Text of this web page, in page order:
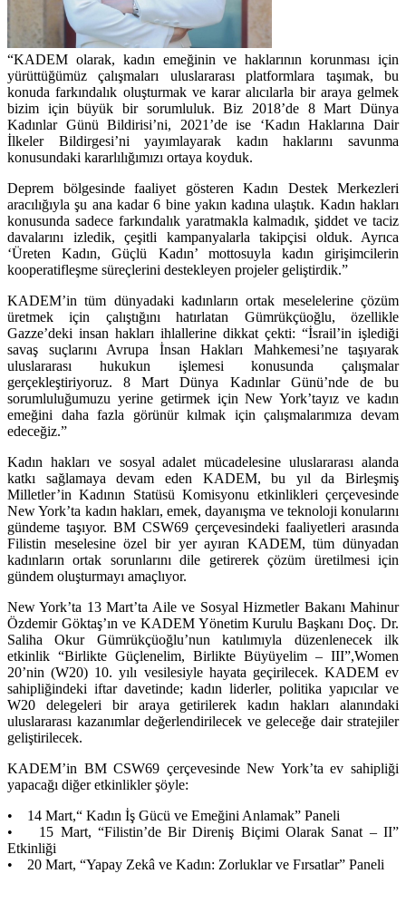
“KADEM olarak, kadın emeğinin ve haklarının korunması için
yürüttüğümüz çalışmaları uluslararası platformlara taşımak, bu
konuda farkındalık oluşturmak ve karar alıcılarla bir araya gelmek
bizim için büyük bir sorumluluk. Biz 2018’de 8 Mart Dünya
Kadınlar Günü Bildirisi’ni, 2021’de ise ‘Kadın Haklarına Dair
İlkeler Bildirgesi’ni yayımlayarak kadın haklarını savunma
konusundaki kararlılığımızı ortaya koyduk.
Deprem bölgesinde faaliyet gösteren Kadın Destek Merkezleri
aracılığıyla şu ana kadar 6 bine yakın kadına ulaştık. Kadın hakları
konusunda sadece farkındalık yaratmakla kalmadık, şiddet ve taciz
davalarını izledik, çeşitli kampanyalarla takipçisi olduk. Ayrıca
‘Üreten Kadın, Güçlü Kadın’ mottosuyla kadın girişimcilerin
kooperatifleşme süreçlerini destekleyen projeler geliştirdik.”
KADEM’in tüm dünyadaki kadınların ortak meselelerine çözüm
üretmek için çalıştığını hatırlatan Gümrükçüoğlu, özellikle
Gazze’deki insan hakları ihlallerine dikkat çekti: “İsrail’in işlediği
savaş suçlarını Avrupa İnsan Hakları Mahkemesi’ne taşıyarak
uluslararası hukukun işlemesi konusunda çalışmalar
gerçekleştiriyoruz. 8 Mart Dünya Kadınlar Günü’nde de bu
sorumluluğumuzu yerine getirmek için New York’tayız ve kadın
emeğini daha fazla görünür kılmak için çalışmalarımıza devam
edeceğiz.”
Kadın hakları ve sosyal adalet mücadelesine uluslararası alanda
katkı sağlamaya devam eden KADEM, bu yıl da Birleşmiş
Milletler’in Kadının Statüsü Komisyonu etkinlikleri çerçevesinde
New York’ta kadın hakları, emek, dayanışma ve teknoloji konularını
gündeme taşıyor. BM CSW69 çerçevesindeki faaliyetleri arasında
Filistin meselesine özel bir yer ayıran KADEM, tüm dünyadan
kadınların ortak sorunlarını dile getirerek çözüm üretilmesi için
gündem oluşturmayı amaçlıyor.
New York’ta 13 Mart’ta Aile ve Sosyal Hizmetler Bakanı Mahinur
Özdemir Göktaş’ın ve KADEM Yönetim Kurulu Başkanı Doç. Dr.
Saliha Okur Gümrükçüoğlu’nun katılımıyla düzenlenecek ilk
etkinlik “Birlikte Güçlenelim, Birlikte Büyüyelim – III”,Women
20’nin (W20) 10. yılı vesilesiyle hayata geçirilecek. KADEM ev
sahipliğindeki iftar davetinde; kadın liderler, politika yapıcılar ve
W20 delegeleri bir araya getirilerek kadın hakları alanındaki
uluslararası kazanımlar değerlendirilecek ve geleceğe dair stratejiler
geliştirilecek.
KADEM’in BM CSW69 çerçevesinde New York’ta ev sahipliği
yapacağı diğer etkinlikler şöyle:
• 14 Mart,“ Kadın İş Gücü ve Emeğini Anlamak” Paneli
• 15 Mart, “Filistin’de Bir Direniş Biçimi Olarak Sanat – II”
Etkinliği
• 20 Mart, “Yapay Zekâ ve Kadın: Zorluklar ve Fırsatlar” Paneli